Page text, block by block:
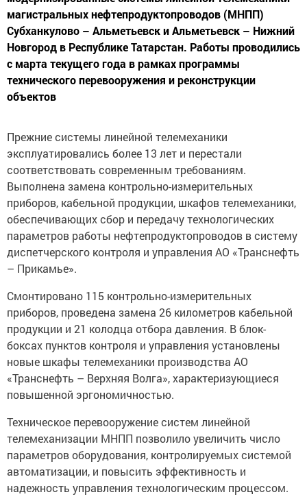
магистральных нефтепродуктопроводов (МНПП)
Субханкулово – Альметьевск и Альметьевск – Нижний
Новгород в Республике Татарстан. Работы проводились
с марта текущего года в рамках программы
технического перевооружения и реконструкции
объектов
Прежние системы линейной телемеханики
эксплуатировались более 13 лет и перестали
соответствовать современным требованиям.
Выполнена замена контрольно-измерительных
приборов, кабельной продукции, шкафов телемеханики,
обеспечивающих сбор и передачу технологических
параметров работы нефтепродуктопроводов в систему
диспетчерского контроля и управления АО «Транснефть
– Прикамье».
Смонтировано 115 контрольно-измерительных
приборов, проведена замена 26 километров кабельной
продукции и 21 колодца отбора давления. В блок-
боксах пунктов контроля и управления установлены
новые шкафы телемеханики производства АО
«Транснефть – Верхняя Волга», характеризующиеся
повышенной эргономичностью.
Техническое перевооружение систем линейной
телемеханизации МНПП позволило увеличить число
параметров оборудования, контролируемых системой
автоматизации, и повысить эффективность и
надежность управления технологическим процессом.